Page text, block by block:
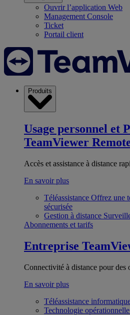
Ouvrir l’application Web
Management Console
Ticket
Portail client
Produits
Usage personnel et
TeamViewer
Accès et assistance à distance
En savoir plus
Téléassistance Offrez une
sécurisée
Gestion à distance
Abonnements et tarifs
Entreprise
Connectivité à distance pour des
En savoir plus
Téléassistance
Technologie opérationnelle